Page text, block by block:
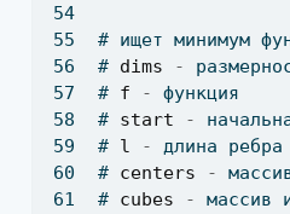
# ищет минимум
# dims -
# f -
функция
# start -
# l -
длина ребра
# centers -
# cubes - массив